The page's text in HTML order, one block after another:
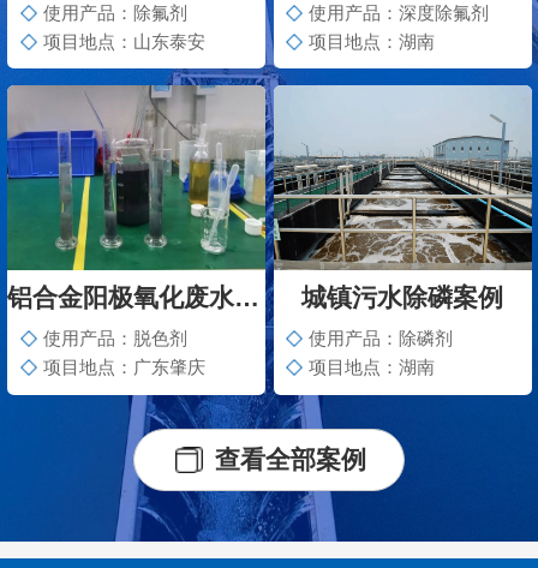
使用产品：除氟剂
项目地点：山东泰安
使用产品：深度除氟剂
项目地点：湖南
铝合金阳极氧化废水脱色案例
使用产品：脱色剂
项目地点：广东肇庆
城镇污水除磷案例
使用产品：除磷剂
项目地点：湖南
查看全部案例